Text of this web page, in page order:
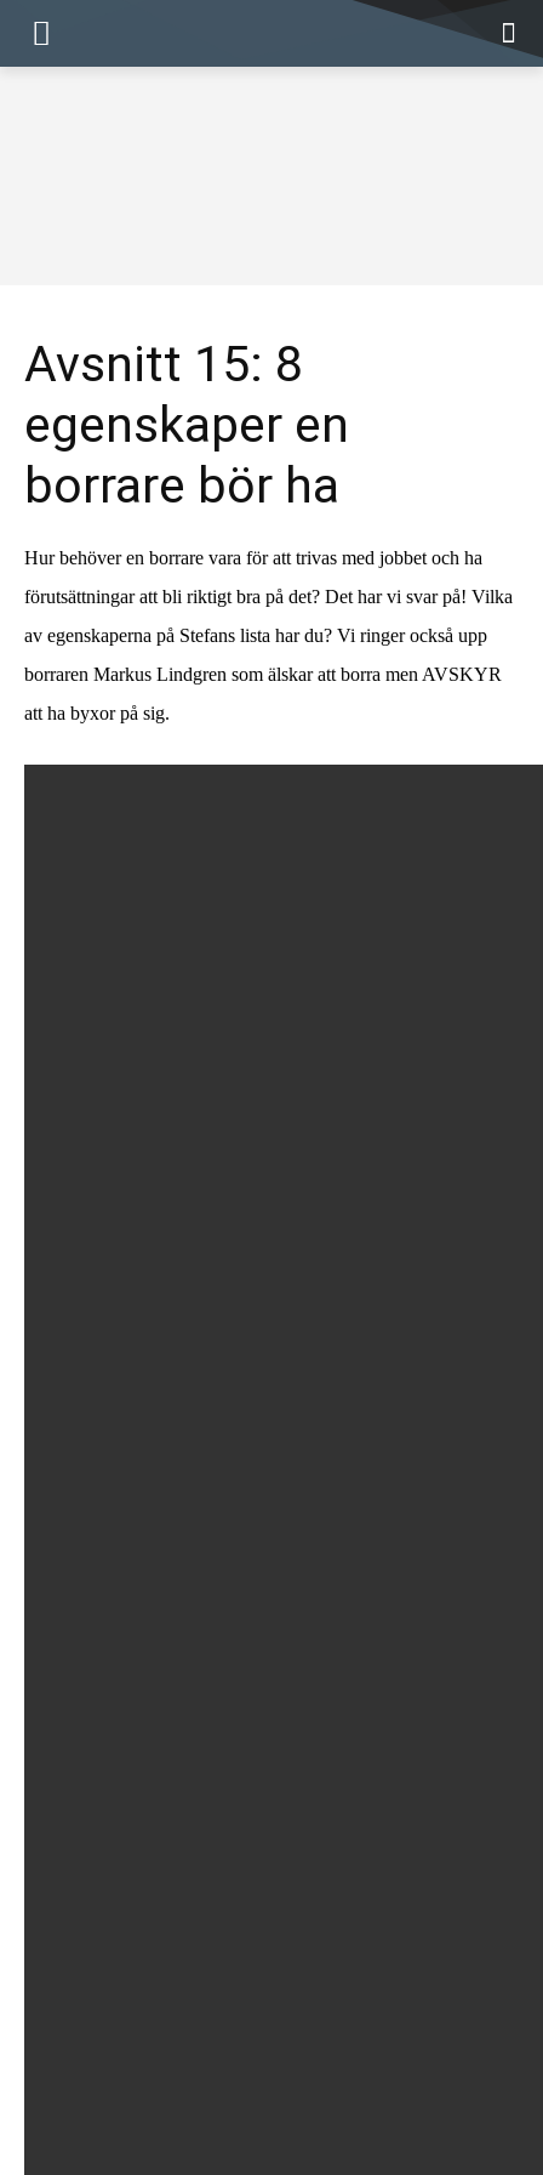
Avsnitt 15: 8
egenskaper en
borrare bör ha
Hur behöver en borrare vara för att trivas med jobbet och ha
förutsättningar att bli riktigt bra på det? Det har vi svar på! Vilka
av egenskaperna på Stefans lista har du? Vi ringer också upp
borraren Markus Lindgren som älskar att borra men AVSKYR
att ha byxor på sig.